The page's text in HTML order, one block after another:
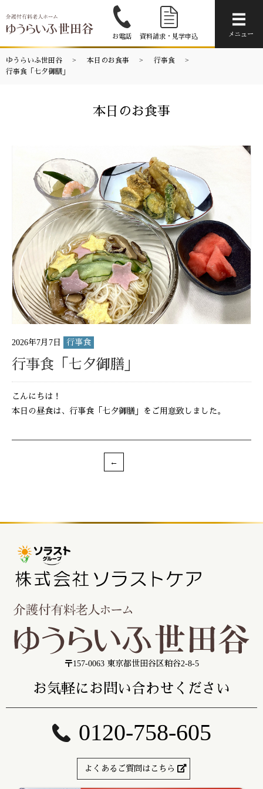
お電話 資料請求・見学申込 メニュー
ゆうらいふ世田谷 本日のお食事
行事食
行事食「七夕御膳」
本日のお食事
2026年7月7日 行事食
行事食「七夕御膳」
こんにちは！
本日の昼食は、行事食「七夕御膳」をご用意致しました。
〒157-0063 東京都世田谷区粕谷2-8-5
お気軽にお問い合わせください
0120-758-605
よくあるご質問はこちら